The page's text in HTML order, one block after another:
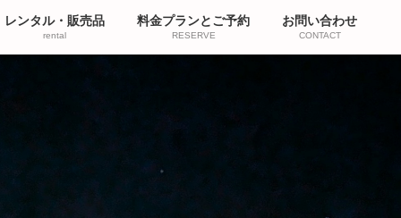
レンタル・販売品
rental
料金プランとご予約
RESERVE
お問い合わせ
CONTACT